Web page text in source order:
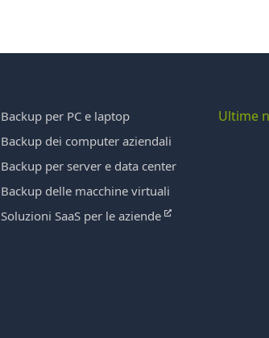
Backup per PC e laptop
Backup dei computer aziendali
Backup per server e data center
Backup delle macchine virtuali
Soluzioni SaaS per le aziende
Ultime